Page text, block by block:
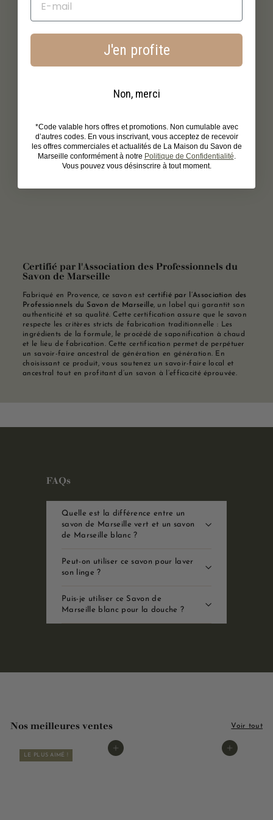
Certifié par l'Association des Professionnels du
Savon de Marseille
Fabriqué en Provence, ce savon est certifié par l’Association des
Professionnels du Savon de Marseille, un label qui garantit son
authenticité et sa qualité. Cette certification assure que le savon
respecte les critères stricts de fabrication traditionnelle : Les
ingrédients de la formule, le procédé de saponification à chaud
et le lieu de fabrication. Cette certification permet de perpétuer
un savoir-faire ancestral de génération en génération. En
choisissant ce produit, vous soutenez un savoir-faire local et
ancestral tout en profitant d’un savon à l’efficacité éprouvée.
FAQs
Quelle est la différence entre un
savon de Marseille vert et un savon
de Marseille blanc ?
Peut-on utiliser ce savon pour laver
son linge ?
Puis-je utiliser ce Savon de
Marseille blanc pour la douche ?
Nos meilleures ventes Voir tout
Ajouter au panier
LE PLUS AIMÉ ! Ajouter au panier
J'en profite
Non, merci
*Code valable hors offres et promotions. Non cumulable avec
d’autres codes. En vous inscrivant, vous acceptez de recevoir
les offres commerciales et actualités de La Maison du Savon de
Marseille conformément à notre Politique de Confidentialité.
Vous pouvez vous désinscrire à tout moment.